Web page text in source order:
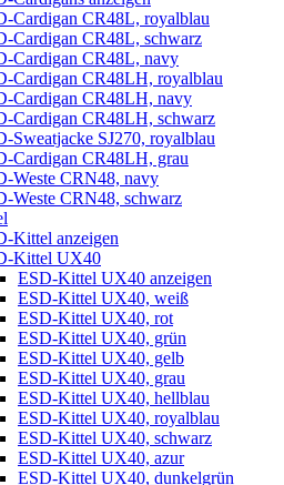
Cardigan CR48L, royalblau
Cardigan CR48L, schwarz
Cardigan CR48L, navy
Cardigan CR48LH, royalblau
Cardigan CR48LH, navy
Cardigan CR48LH, schwarz
Sweatjacke SJ270, royalblau
Cardigan CR48LH, grau
Weste CRN48, navy
Weste CRN48, schwarz
Kittel anzeigen
Kittel UX40
ESD-Kittel UX40 anzeigen
ESD-Kittel UX40, weiß
ESD-Kittel UX40, rot
ESD-Kittel UX40, grün
ESD-Kittel UX40, gelb
ESD-Kittel UX40, grau
ESD-Kittel UX40, hellblau
ESD-Kittel UX40, royalblau
ESD-Kittel UX40, schwarz
ESD-Kittel UX40, azur
ESD-Kittel UX40, dunkelgrün